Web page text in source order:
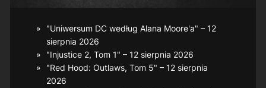
"Uniwersum DC według Alana Moore'a" – 12
sierpnia 2026
"Injustice 2, Tom 1" – 12 sierpnia 2026
"Red Hood: Outlaws, Tom 5" – 12 sierpnia
2026